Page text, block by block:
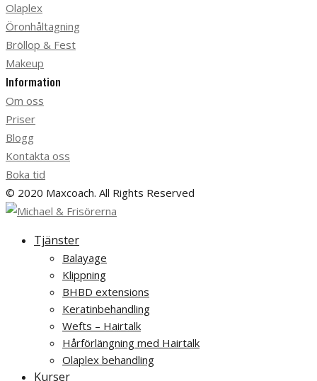
Olaplex
Öronhåltagning
Bröllop & Fest
Makeup
Information
Om oss
Priser
Blogg
Kontakta oss
Boka tid
© 2020 Maxcoach. All Rights Reserved
Tjänster
Balayage
Klippning
BHBD extensions
Keratinbehandling
Wefts – Hairtalk
Hårförlängning med Hairtalk
Olaplex behandling
Kurser